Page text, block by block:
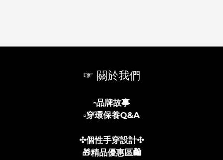
☞ 關於我們
▫️品牌故事
▫️穿環保養Q&A
✣個性手穿設計✣
🎁精品優惠區🛍️